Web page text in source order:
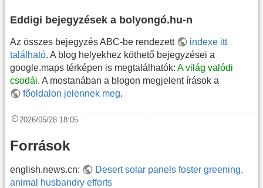
Eddigi bejegyzések a bolyongó.hu-n
Az összes bejegyzés ABC-be rendezett
indexe itt
található. A blog helyekhez köthető bejegyzései a
google.maps térképen is megtalálhatók: A világ valódi
csodái. A mostanában a blogon megjelent írások a
főoldalon jelennek meg.
2026/05/28 18:05
Források
english.news.cn:
Desert solar panels foster greening,
animal husbandry efforts